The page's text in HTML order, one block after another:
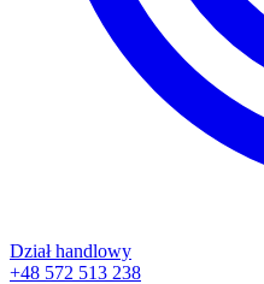
Dział handlowy
+48 572 513 238